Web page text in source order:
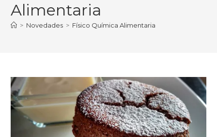
Alimentaria
> Novedades > Físico Química Alimentaria